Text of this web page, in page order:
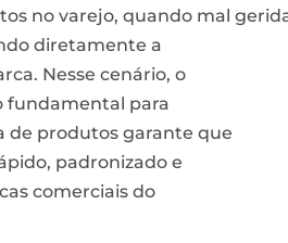
no varejo, quandomal
diretamente a
. Nesse cenário, o
fundamental para
de produtos garante que
padronizado e
comerciais do